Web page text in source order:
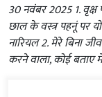
30 नवंबर 2025 1. वृक्ष
छाल के वस्त्र पहनूं पर
नारियल 2. मेरे बिना
करने वाला, कोई